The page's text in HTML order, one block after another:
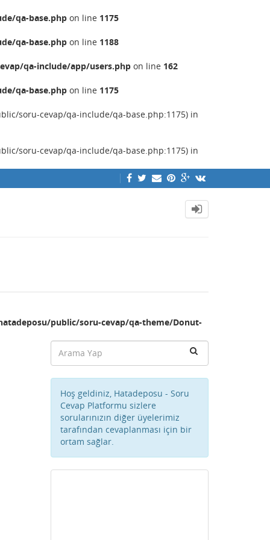
qa-base.php on line 1175
qa-base.php on line 1188
qa-include/app/users.php on line 162
qa-base.php on line 1175
soru-cevap/qa-include/qa-base.php:1175) in
soru-cevap/qa-include/qa-base.php:1175) in
public/soru-cevap/qa-theme/Donut-
Hoş geldiniz, Hatadeposu - Soru
Cevap Platformu sizlere
sorularınızın diğer üyelerimiz
tarafından cevaplanması için bir
ortam sağlar.